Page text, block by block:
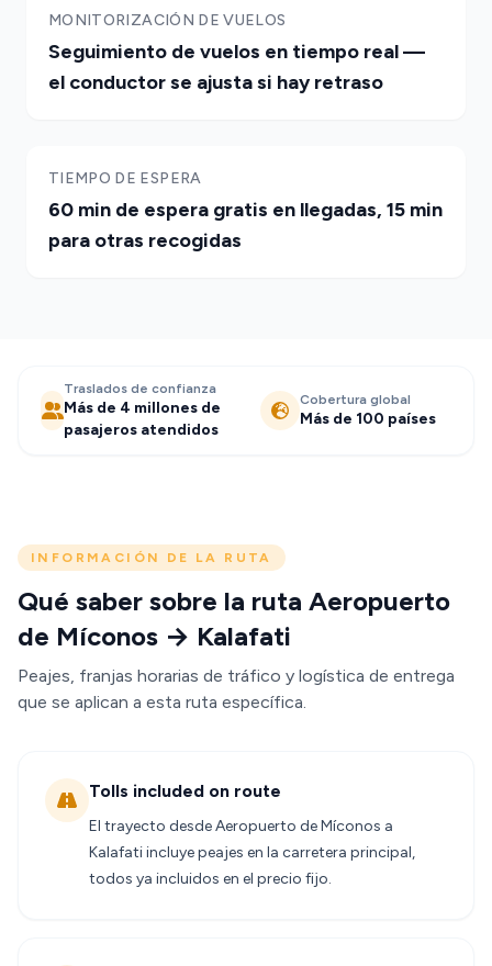
MONITORIZACIÓN DE VUELOS
Seguimiento de vuelos en tiempo real —
el conductor se ajusta si hay retraso
TIEMPO DE ESPERA
60 min de espera gratis en llegadas, 15 min
para otras recogidas
Traslados de confianza
Más de 4 millones de
pasajeros atendidos
Cobertura global
Más de 100 países
INFORMACIÓN DE LA RUTA
Qué saber sobre la ruta Aeropuerto
de Míconos → Kalafati
Peajes, franjas horarias de tráfico y logística de entrega
que se aplican a esta ruta específica.
Tolls included on route
El trayecto desde Aeropuerto de Míconos a
Kalafati incluye peajes en la carretera principal,
todos ya incluidos en el precio fijo.